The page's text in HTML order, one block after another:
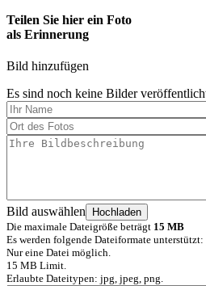
Teilen Sie hier ein Foto
als Erinnerung
Bild hinzufügen
Es sind noch keine Bilder
Bild auswählen
Die maximale Dateigröße beträgt 15 MB
Es werden folgende Dateiformate unterstützt:
Nur eine Datei möglich.
15 MB Limit.
Erlaubte Dateitypen: jpg, jpeg, png.